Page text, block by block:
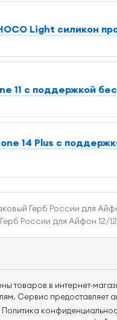
Light силикон
11 с поддержкой
14 Plus с
Герб России для
России для Айфон
товаров в интернет-
Сервис предоставляет
Политика